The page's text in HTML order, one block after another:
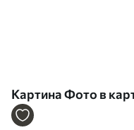
Картина Фото в
s33333